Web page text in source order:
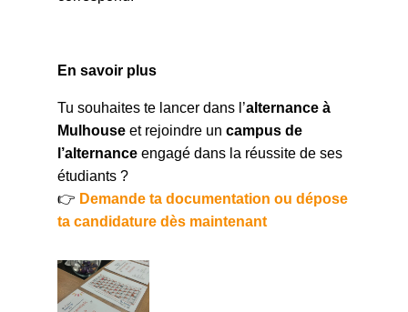
En savoir plus
Tu souhaites te lancer dans l’alternance à
Mulhouseet rejoindre un campus de
l’alternanceengagé dans la réussite de ses
étudiants ?
👉 Demande ta documentation ou dépose
ta candidature dès maintenant